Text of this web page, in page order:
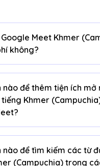
Google Meet Khmer
không?
nào để thêm tiện ích mở
Khmer
âm của bạn thành
và nhận phiên âm từ
nào để tìm kiếm các từ
(Campuchia) trong